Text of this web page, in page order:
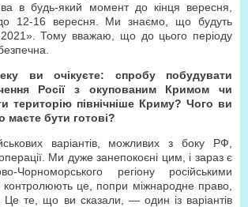
в будь-який момент до кінця вересня,
12-16 вересня. Ми знаємо, що будуть
2021». Тому вважаю, що до цього періоду
ви очікуєте: спробу побудувати
Росії з окупованим Кримом чи
територію північніше Криму? Чого ви
маєте бути готові?
варіантів, можливих з боку РФ,
Ми дуже занепокоєні цим, і зараз є
Чорноморського регіону російськими
це, попри міжнародне право,
те, що ви сказали, — один із варіантів